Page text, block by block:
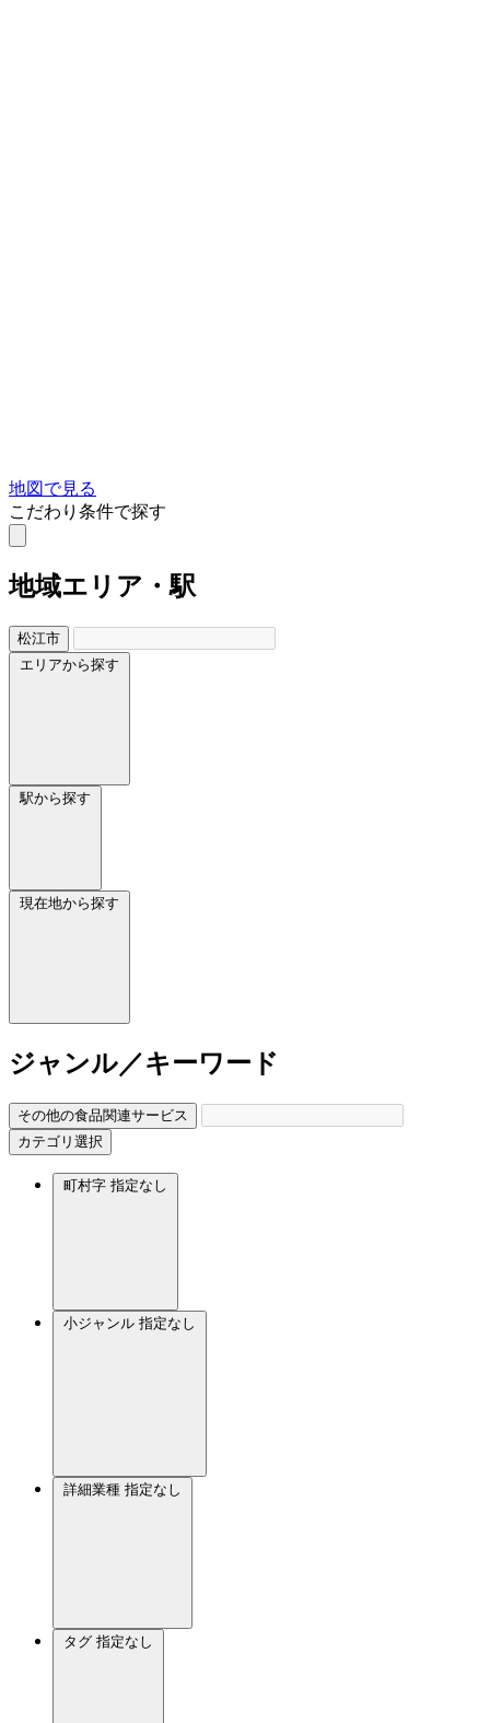
地図で見る
こだわり条件で探す
地域エリア・駅
松江市
エリアから探す
駅から探す
現在地から探す
ジャンル／キーワード
その他の食品関連サービス
カテゴリ選択
町村字 指定なし
小ジャンル 指定なし
詳細業種 指定なし
タグ 指定なし